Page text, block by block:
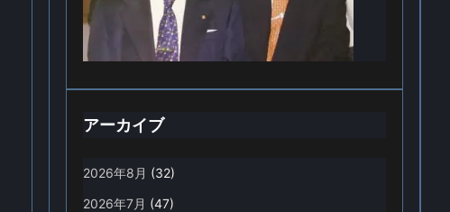
アーカイブ
2026年8月 (32)
2026年7月 (47)